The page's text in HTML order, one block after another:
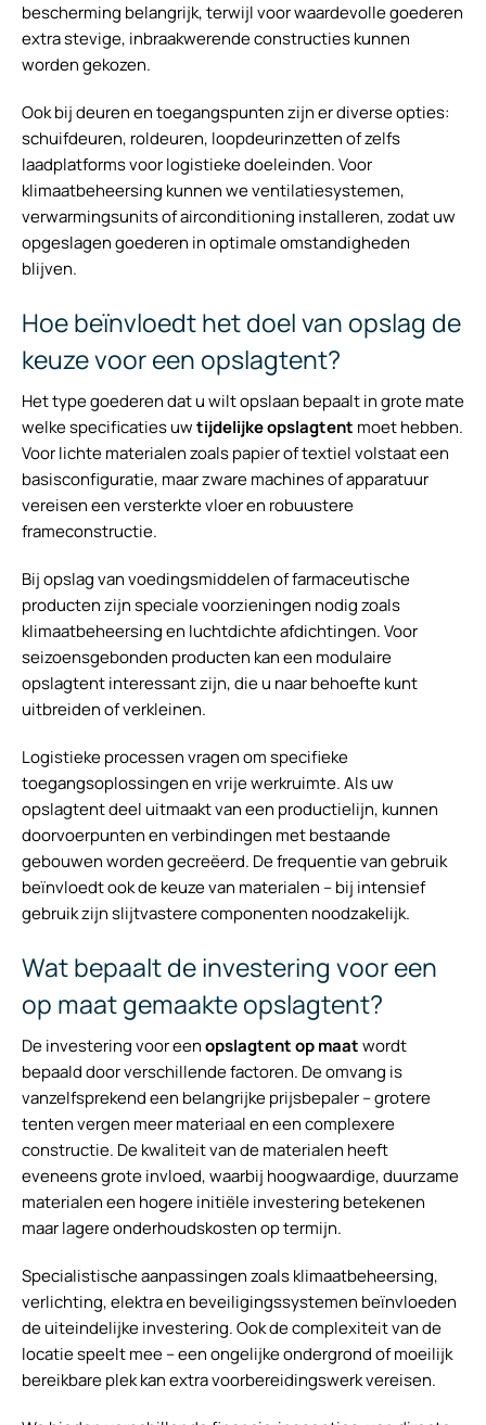
bescherming belangrijk, terwijl voor waardevolle goederen
extra stevige, inbraakwerende constructies kunnen
worden gekozen.
Ook bij deuren en toegangspunten zijn er diverse opties:
schuifdeuren, roldeuren, loopdeurinzetten of zelfs
laadplatforms voor logistieke doeleinden. Voor
klimaatbeheersing kunnen we ventilatiesystemen,
verwarmingsunits of airconditioning installeren, zodat uw
opgeslagen goederen in optimale omstandigheden
blijven.
Hoe beïnvloedt het doel van opslag de
keuze voor een opslagtent?
Het type goederen dat u wilt opslaan bepaalt in grote mate
welke specificaties uwtijdelijke opslagtent moet hebben.
Voor lichte materialen zoals papier of textiel volstaat een
basisconfiguratie, maar zware machines of apparatuur
vereisen een versterkte vloer en robuustere
frameconstructie.
Bij opslag van voedingsmiddelen of farmaceutische
producten zijn speciale voorzieningen nodig zoals
klimaatbeheersing en luchtdichte afdichtingen. Voor
seizoensgebonden producten kan een modulaire
opslagtent interessant zijn, die u naar behoefte kunt
uitbreiden of verkleinen.
Logistieke processen vragen om specifieke
toegangsoplossingen en vrije werkruimte. Als uw
opslagtent deel uitmaakt van een productielijn, kunnen
doorvoerpunten en verbindingen met bestaande
gebouwen worden gecreëerd. De frequentie van gebruik
beïnvloedt ook de keuze van materialen – bij intensief
gebruik zijn slijtvastere componenten noodzakelijk.
Wat bepaalt de investering voor een
op maat gemaakte opslagtent?
De investering voor eenopslagtent op maatwordt
bepaald door verschillende factoren. De omvang is
vanzelfsprekend een belangrijke prijsbepaler – grotere
tenten vergen meer materiaal en een complexere
constructie. De kwaliteit van de materialen heeft
eveneens grote invloed, waarbij hoogwaardige, duurzame
materialen een hogere initiële investering betekenen
maar lagere onderhoudskosten op termijn.
Specialistische aanpassingen zoals klimaatbeheersing,
verlichting, elektra en beveiligingssystemen beïnvloeden
de uiteindelijke investering. Ook de complexiteit van de
locatie speelt mee – een ongelijke ondergrond of moeilijk
bereikbare plek kan extra voorbereidingswerk vereisen.